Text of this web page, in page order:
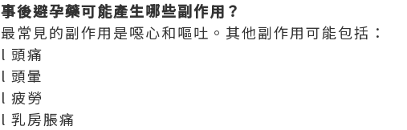
事後避孕藥可能產生哪些副作用？
最常見的副作用是噁心和嘔吐。其他副作用可能包括：
l 頭痛
l 頭暈
l 疲勞
l 乳房脹痛